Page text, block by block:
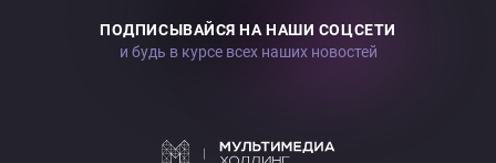
ПОДПИСЫВАЙСЯ НА НАШИ СОЦСЕТИ
и будь в курсе всех наших новостей